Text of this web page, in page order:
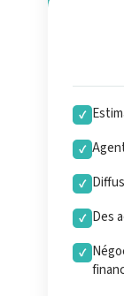
✓
✓
✓
✓ Des
✓